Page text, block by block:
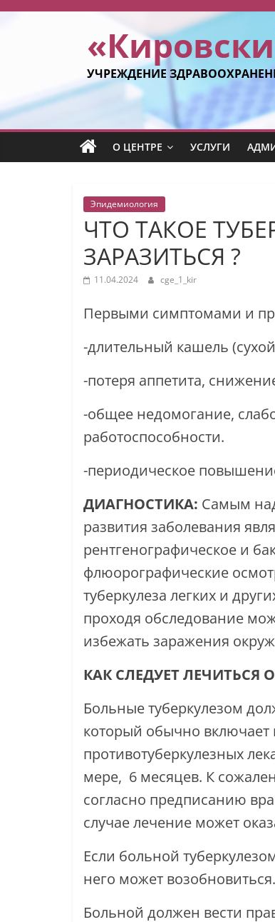
Перейти
УЧРЕЖДЕНИЕ
О ЦЕНТРЕ УСЛУГИ
Эпидемиология
ЧТО ТАКОЕ
ЗАРАЗИТЬСЯ ?
11.04.2024 cge_1_kir
Первыми симптомами и
-длительный кашель
-потеря аппетита,
-общее недомогание,
работоспособности.
-периодическое
ДИАГНОСТИКА: Самым
развития заболевания
рентгенографическое и
флюорографические
туберкулеза легких и
проходя обследование
избежать заражения
КАК СЛЕДУЕТ ЛЕЧИТЬСЯ
Больные туберкулезом
который обычно включает
противотуберкулезных
мере, 6 месяцев. К
согласно предписанию
случае лечение может
Если больной
него может возобновиться.
Больной должен вести